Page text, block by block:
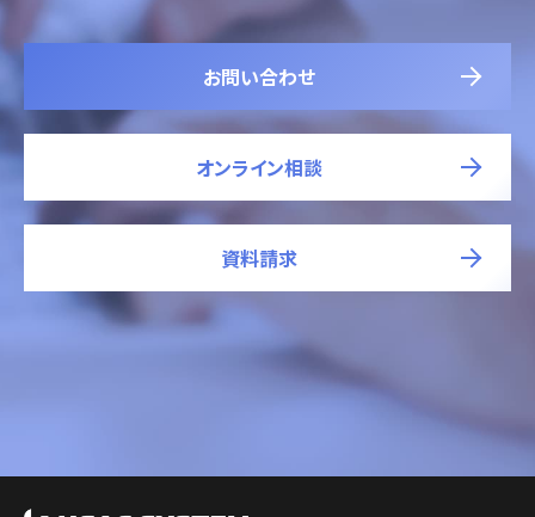
お問い合わせ
オンライン相談
資料請求